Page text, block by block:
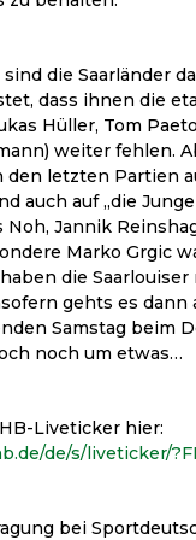
die Saarländer
dass ihnen die
Hüller, Tom
weiter fehlen.
den letzten Partien
auch auf „die
Noh, Jannik
Marko Grgic
die
gehts es dann
Samstag beim
noch um etwas…
Liveticker hier:
de/s/liveticker/
bei